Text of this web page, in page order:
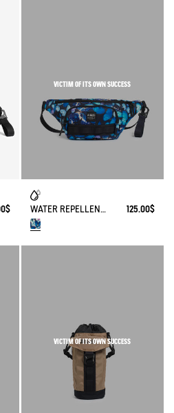
VICTIM OF ITS OWN SUCCESS
WATER REPELLENT PRINTED BUMBAG AIGLE X DEYROLLE 2.5L 125.00$
VICTIM OF ITS OWN SUCCESS